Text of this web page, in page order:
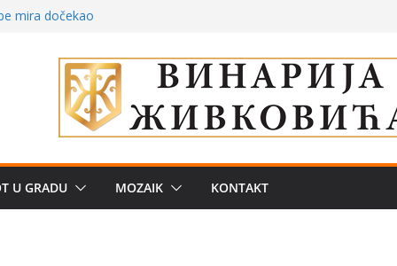
može li
projekat: Gde
Umesto
privatne
U GRADU MOZAIK KONTAKT